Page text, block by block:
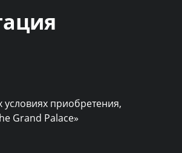
приобретения,
Grand Palace»